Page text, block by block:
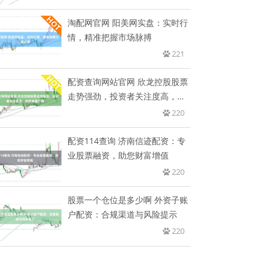
淘配网官网 阳美网实盘：实时行
情，精准把握市场脉搏
221
配资查询网站官网 欣龙控股股票
走势强劲，投资者关注度高，市
220
配资114查询 济南信迹配资：专
业股票融资，助您财富增值
220
股票一个仓位是多少啊 外资子账
户配资：合规渠道与风险提示
220